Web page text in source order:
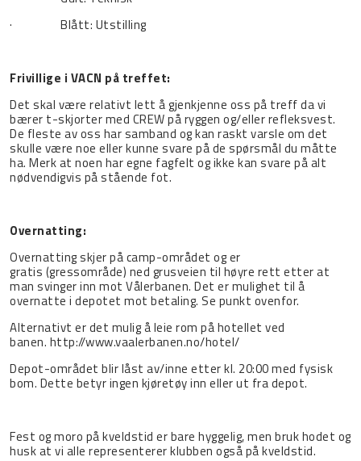
· Blått: Utstilling
Frivillige i VACN på treffet:
Det skal være relativt lett å gjenkjenne oss på treff da vi
bærer t-skjorter med CREW på ryggen og/eller refleksvest.
De fleste av oss har samband og kan raskt varsle om det
skulle være noe eller kunne svare på de spørsmål du måtte
ha. Merk at noen har egne fagfelt og ikke kan svare på alt
nødvendigvis på stående fot.
Overnatting:
Overnatting skjer på camp-området og er
gratis (gressområde) ned grusveien til høyre rett etter at
man svinger inn mot Vålerbanen. Det er mulighet til å
overnatte i depotet mot betaling. Se punkt ovenfor.
Alternativt er det mulig å leie rom på hotellet ved
banen. http://www.vaalerbanen.no/hotel/
Depot-området blir låst av/inne etter kl. 20:00 med fysisk
bom. Dette betyr ingen kjøretøy inn eller ut fra depot.
Fest og moro på kveldstid er bare hyggelig, men bruk hodet og
husk at vi alle representerer klubben også på kveldstid.